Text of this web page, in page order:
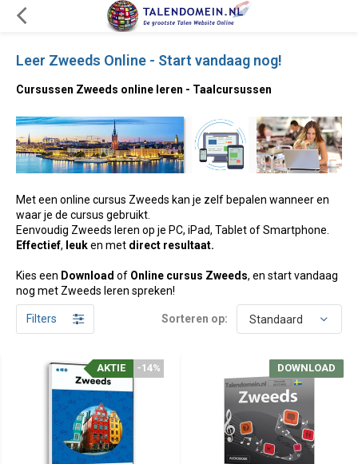
Leer Zweeds Online - Start vandaag nog!
Cursussen Zweeds online leren - Taalcursussen
Met een online cursus Zweeds kan je zelf bepalen wanneer en
waar je de cursus gebruikt.
Eenvoudig Zweeds leren op je PC, iPad, Tablet of Smartphone.
Effectief, leuken met direct resultaat.
Kies een Download of Online cursus Zweeds, en start vandaag
nog met Zweeds leren spreken!
Filters Sorteren op:
-14%
AKTIE -14%
AKTIE DOWNLOAD
DOWNLOAD